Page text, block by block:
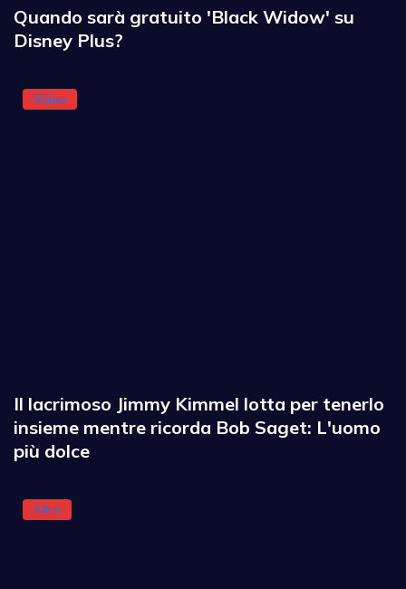
Quando sarà gratuito 'Black Widow' su
Disney Plus?
Video
Il lacrimoso Jimmy Kimmel lotta per tenerlo
insieme mentre ricorda Bob Saget: L'uomo
più dolce
Altro